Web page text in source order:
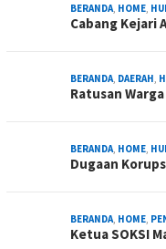
BERANDA, HOME,
Cabang Kejari
BERANDA, DAERAH,
Ratusan
BERANDA, HOME,
Dugaan
BERANDA, HOME,
Ketua SOKSI